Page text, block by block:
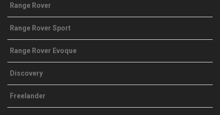
Range Rover
Range Rover Sport
Range Rover Evoque
Discovery
Freelander